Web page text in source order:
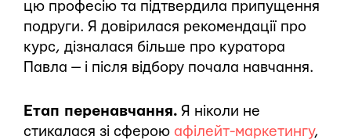
цю професію та підтвердила припущення
подруги. Я довірилася рекомендації про
курс, дізналася більше про куратора
Павла — і після відбору почала навчання.
Етап перенавчання. Я ніколи не
стикалася зі сферою афілейт-маркетингу,